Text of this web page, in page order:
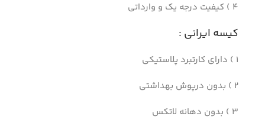
4 ) کیفیت درجه یک و وارداتی
کیسه ایرانی :
1 ) دارای کارتبرد پلاستیکی
2 ) بدون درپوش بهداشتی
3 ) بدون دهانه لاتکس